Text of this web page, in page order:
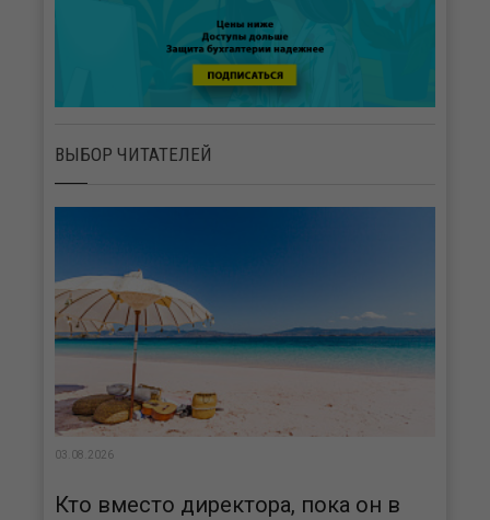
ВЫБОР ЧИТАТЕЛЕЙ
03.08.2026
Кто вместо директора, пока он в